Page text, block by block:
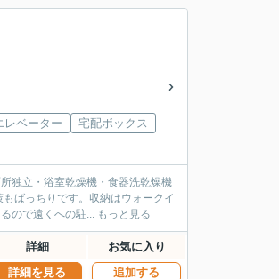
レベーター
宅配ボックス
独立・浴室乾燥機・食器洗乾燥機
ばっちりです。収納はウォークイ
ので遠くへの駐... もっと見る
詳細 お気に入り
詳細を見る 追加する